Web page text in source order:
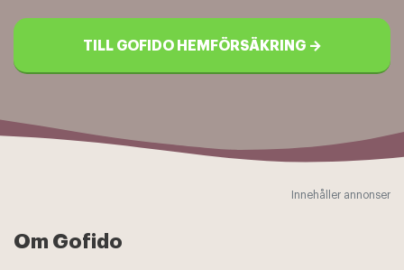
TILL GOFIDO HEMFÖRSÄKRING →
Innehåller annonser
Om Gofido